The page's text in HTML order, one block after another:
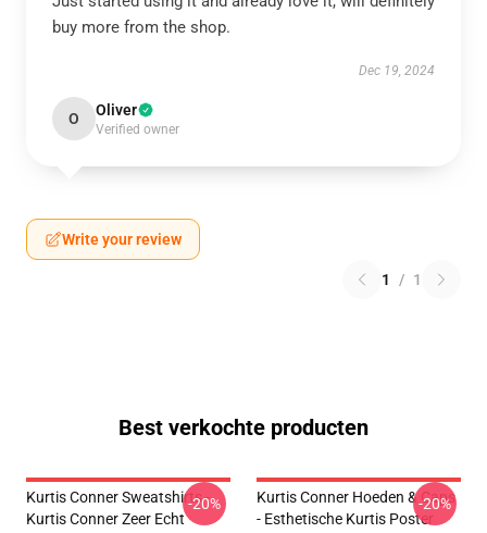
buy more from the shop.
Dec 19, 2024
O Oliver
Verified owner
Write your review
1 / 1
Best verkochte producten
Kurtis Conner Sweatshirts -
Kurtis Conner Zeer Echt
-20%
Kurtis Conner Hoeden & Caps
- Esthetische Kurtis Poster
-20%